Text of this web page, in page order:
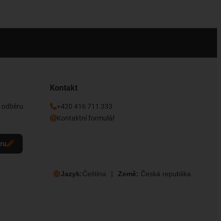
Kontakt
+420 416 711 333
Kontaktní formulář
Jazyk:Čeština Země: Česká republika